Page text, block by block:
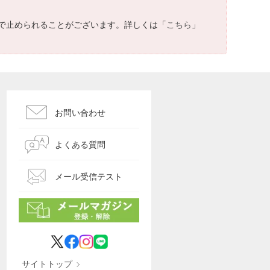
められることがございます。詳しくは「こちら 」
お問い合わせ
よくある質問
メール受信テスト
サイトトップ